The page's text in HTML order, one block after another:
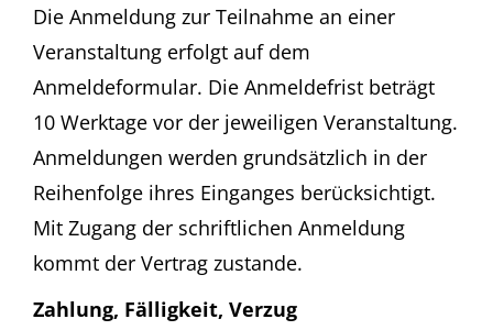
Die Anmeldung zur Teilnahme an einer
Veranstaltung erfolgt auf dem
Anmeldeformular. Die Anmeldefrist beträgt
10 Werktage vor der jeweiligen Veranstaltung.
Anmeldungen werden grundsätzlich in der
Reihenfolge ihres Einganges berücksichtigt.
Mit Zugang der schriftlichen Anmeldung
kommt der Vertrag zustande.
Zahlung, Fälligkeit, Verzug